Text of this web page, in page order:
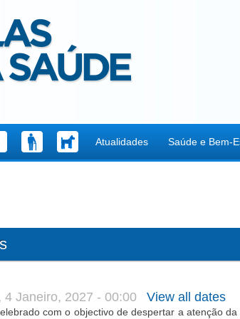
Atualidades Saúde e Bem-
4 Janeiro, 2027 - 00:00 View all dates
com o objectivo de despertar a atenção